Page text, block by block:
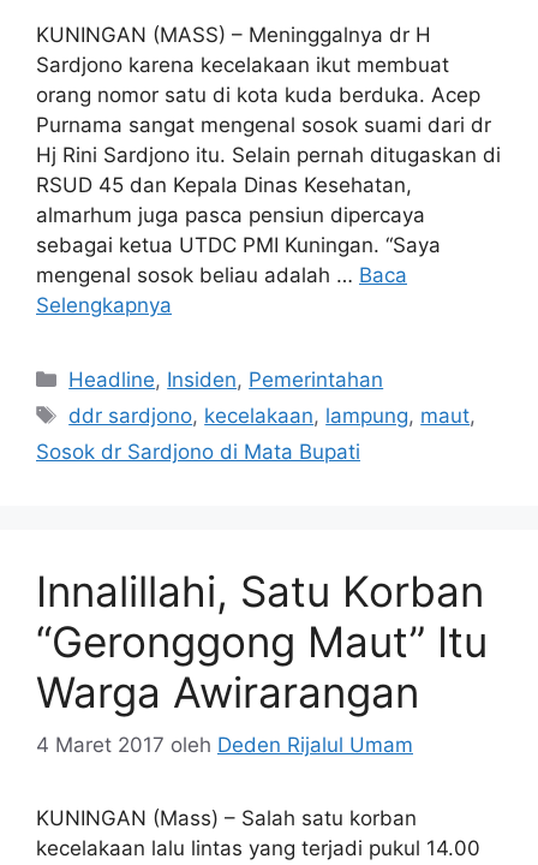
KUNINGAN (MASS) – Meninggalnya dr H
Sardjono karena kecelakaan ikut membuat
orang nomor satu di kota kuda berduka. Acep
Purnama sangat mengenal sosok suami dari dr
Hj Rini Sardjono itu. Selain pernah ditugaskan di
RSUD 45 dan Kepala Dinas Kesehatan,
almarhum juga pasca pensiun dipercaya
sebagai ketua UTDC PMI Kuningan. “Saya
mengenal sosok beliau adalah … Baca
Selengkapnya
Kategori
Headline, Insiden, Pemerintahan
Tag
ddr sardjono, kecelakaan, lampung, maut,
Sosok dr Sardjono di Mata Bupati
Innalillahi, Satu Korban
“Geronggong Maut” Itu
Warga Awirarangan
4 Maret 2017 oleh Deden Rijalul Umam
KUNINGAN (Mass) – Salah satu korban
kecelakaan lalu lintas yang terjadi pukul 14.00